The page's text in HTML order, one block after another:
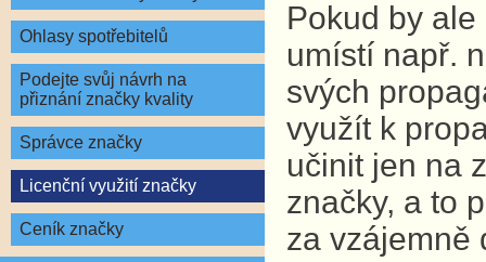
Ohlasy spotřebitelů
Podejte svůj návrh na
přiznání značky kvality
Správce značky
Licenční využití značky
Ceník značky
Pokud by
umístí např.
svých
využít k
učinit jen na
značky, a to
za vzájemně